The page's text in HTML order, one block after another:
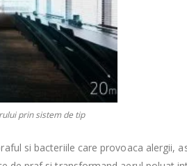
prin sistem de tip
si bacteriile care provoaca alergii,